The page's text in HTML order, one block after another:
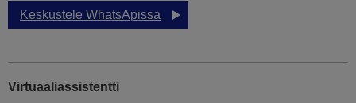
Keskustele WhatsApissa
Virtuaaliassistentti